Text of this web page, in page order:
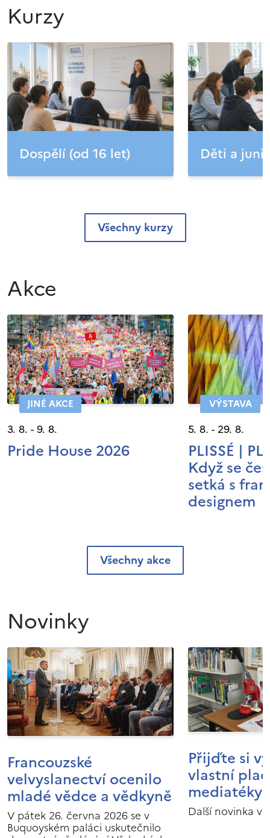
Kurzy
Dospělí (od 16 let) Děti a
Všechny kurzy
Akce
JINÉ AKCE
3. 8. - 9. 8.
Pride House 2026
VÝSTAVA
5. 8. - 29. 8.
PLISSÉ |
Když se
setká s
designem
Všechny akce
Novinky
Francouzské
velvyslanectví ocenilo
mladé vědce a vědkyně
V pátek 26. června 2026 se v
Buquoyském paláci uskutečnilo
Přijďte si
vlastní
mediatéky
Další novinka v